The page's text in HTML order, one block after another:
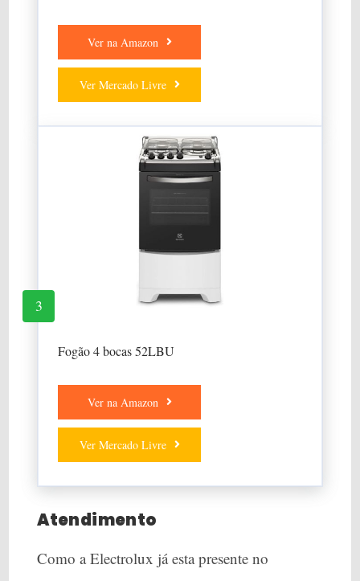
Ver na Amazon
Ver Mercado Livre
3
Fogão 4 bocas 52LBU
Ver na Amazon
Ver Mercado Livre
Atendimento
Como a Electrolux já esta presente no